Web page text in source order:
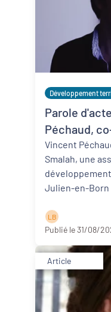
Développement
Parole
Péchaud,
Smalah (40)
Vincent
Smalah, une
L B
Publié le 31/08/
Article